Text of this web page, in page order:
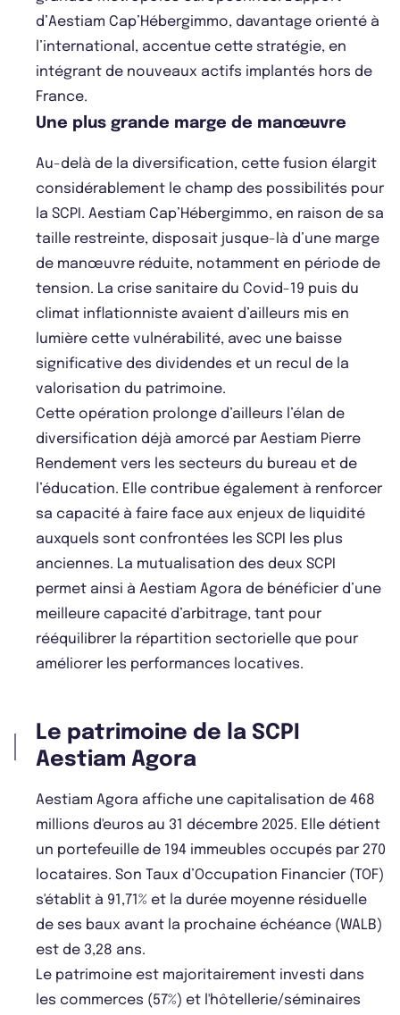
d’Aestiam Cap’Hébergimmo, davantage orienté à
l’international, accentue cette stratégie, en
intégrant de nouveaux actifs implantés hors de
France.
Une plus grande marge de manœuvre
Au-delà de la diversification, cette fusion élargit
considérablement le champ des possibilités pour
la SCPI. Aestiam Cap’Hébergimmo, en raison de sa
taille restreinte, disposait jusque-là d’une marge
de manœuvre réduite, notamment en période de
tension. La crise sanitaire du Covid-19 puis du
climat inflationniste avaient d’ailleurs mis en
lumière cette vulnérabilité, avec une baisse
significative des dividendes et un recul de la
valorisation du patrimoine.
Cette opération prolonge d’ailleurs l’élan de
diversification déjà amorcé par Aestiam Pierre
Rendement vers les secteurs du bureau et de
l’éducation. Elle contribue également à renforcer
sa capacité à faire face aux enjeux de liquidité
auxquels sont confrontées les SCPI les plus
anciennes. La mutualisation des deux SCPI
permet ainsi à Aestiam Agora de bénéficier d’une
meilleure capacité d’arbitrage, tant pour
rééquilibrer la répartition sectorielle que pour
améliorer les performances locatives.
Le patrimoine de la SCPI
Aestiam Agora
Aestiam Agora affiche une capitalisation de 468
millions d'euros au 31 décembre 2025. Elle détient
un portefeuille de 194 immeubles occupés par 270
locataires. Son Taux d’Occupation Financier (TOF)
s'établit à 91,71% et la durée moyenne résiduelle
de ses baux avant la prochaine échéance (WALB)
est de 3,28 ans.
Le patrimoine est majoritairement investi dans
les commerces (57%) et l'hôtellerie/séminaires